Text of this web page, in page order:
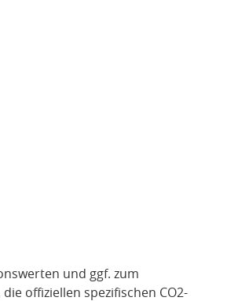
und ggf. zum
offiziellen spezifischen CO2-